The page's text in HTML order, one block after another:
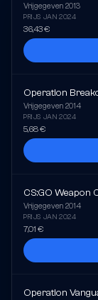
Vrijgegeven 2013
PRIJS JAN 2024
36,43 €
Operation
Vrijgegeven 2014
PRIJS JAN 2024
5,68 €
CS:GO Weapon
Vrijgegeven 2014
PRIJS JAN 2024
7,01 €
Operation